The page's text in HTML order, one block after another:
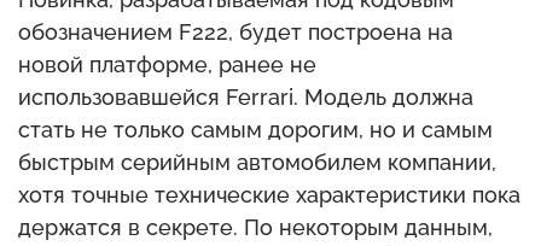
обозначением F222, будет построена на
новой платформе, ранее не
использовавшейся Ferrari. Модель должна
стать не только самым дорогим, но и самым
быстрым серийным автомобилем компании,
хотя точные технические характеристики пока
держатся в секрете. По некоторым данным,